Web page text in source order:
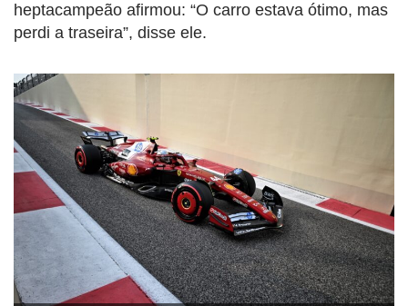
heptacampeão afirmou: “O carro estava ótimo, mas
perdi a traseira”, disse ele.